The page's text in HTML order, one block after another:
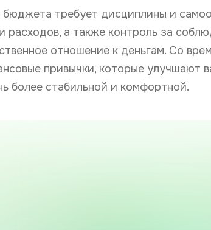
требует дисциплины и
расходов, а также контроль за
отношение к деньгам. Со
привычки, которые улучшают
более стабильной и комфортной.